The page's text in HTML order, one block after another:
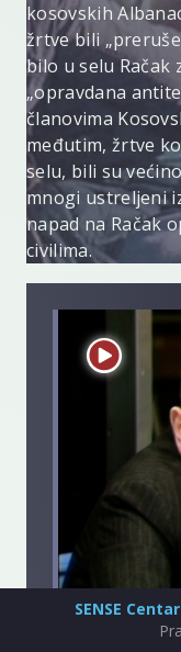
kosovskih
žrtve bili
bilo u selu Račak
„opravdana
članovima
međutim, žrtve
selu, bili su
mnogi ustreljeni
napad na Račak
civilima.
William
SENSE